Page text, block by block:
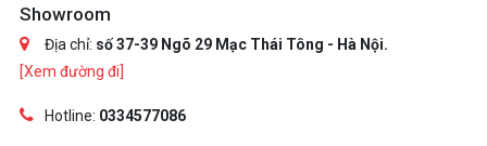
Showroom
Địa chỉ: số 37-39 Ngõ 29 Mạc Thái Tông - Hà Nội.
[Xem đường đi]
Hotline: 0334577086